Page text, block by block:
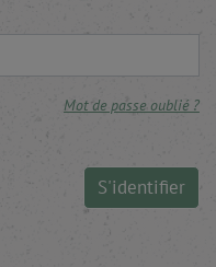
Mot de passe oublié ?
S'identifier